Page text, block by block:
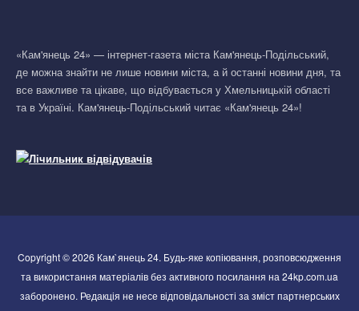
«Кам'янець 24» — інтернет-газета міста Кам'янець-Подільський,
де можна знайти не лише новини міста, а й останні новини дня, та
все важливе та цікаве, що відбувається у Хмельницькій області
та в Україні. Кам'янець-Подільський читає «Кам'янець 24»!
Copyright © 2026 Кам`янець 24. Будь-яке копіювання, розповсюдження
та використання матеріалів без активного посилання на 24kp.com.ua
заборонено. Редакція не несе відповідальності за зміст партнерських